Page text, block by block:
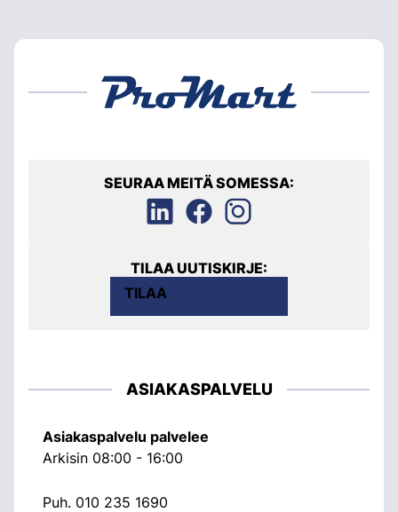
SEURAA MEITÄ SOMESSA:
TILAA UUTISKIRJE:
TILAA
ASIAKASPALVELU
Asiakaspalvelu palvelee
Arkisin 08:00 - 16:00
Puh. 010 235 1690